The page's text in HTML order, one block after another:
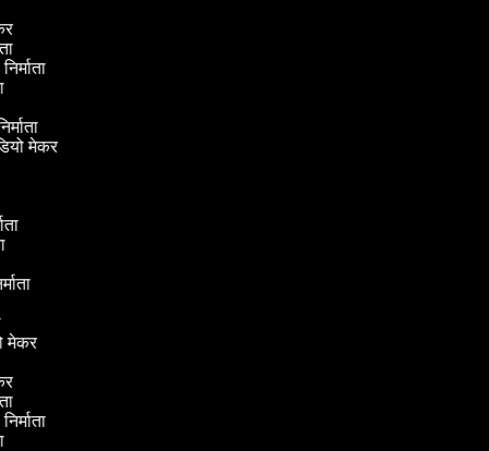
मेकर
मेकर